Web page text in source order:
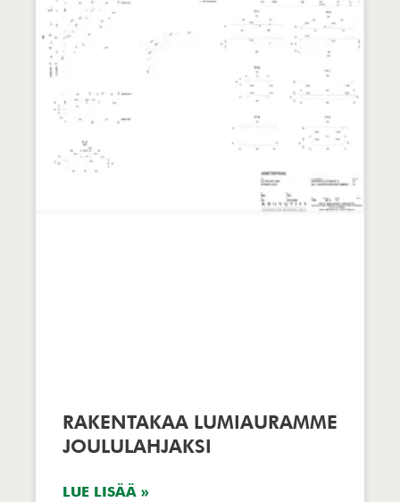
RAKENTAKAA LUMIAURAMME
JOULULAHJAKSI
LUE LISÄÄ »